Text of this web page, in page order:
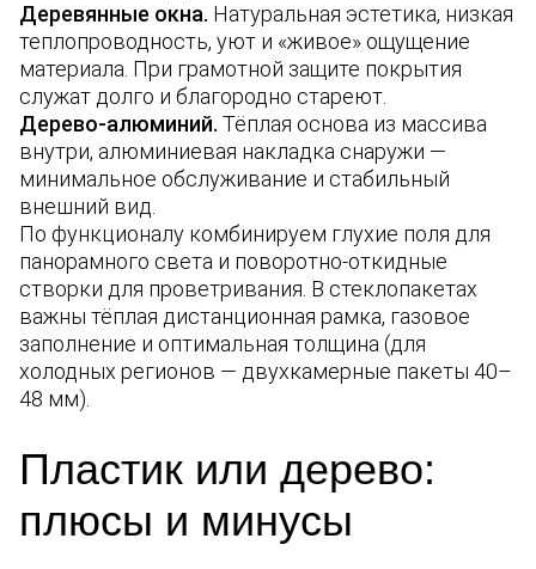
Деревянные окна. Натуральная эстетика, низкая
теплопроводность, уют и «живое» ощущение
материала. При грамотной защите покрытия
служат долго и благородно стареют.
Дерево-алюминий. Тёплая основа из массива
внутри, алюминиевая накладка снаружи —
минимальное обслуживание и стабильный
внешний вид.
По функционалу комбинируем глухие поля для
панорамного света и поворотно-откидные
створки для проветривания. В стеклопакетах
важны тёплая дистанционная рамка, газовое
заполнение и оптимальная толщина (для
холодных регионов — двухкамерные пакеты 40–
48 мм).
Пластик или дерево:
плюсы и минусы